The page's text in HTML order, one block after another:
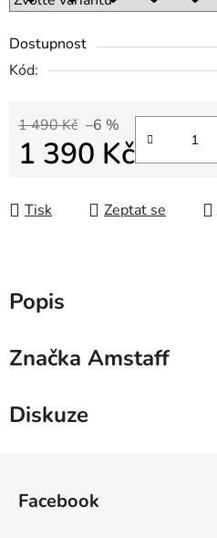
Dostupnost
Kód:
1 490 Kč –6 %
1 390 Kč
Tisk Zeptat se
Popis
Značka Amstaff
Diskuze
Facebook